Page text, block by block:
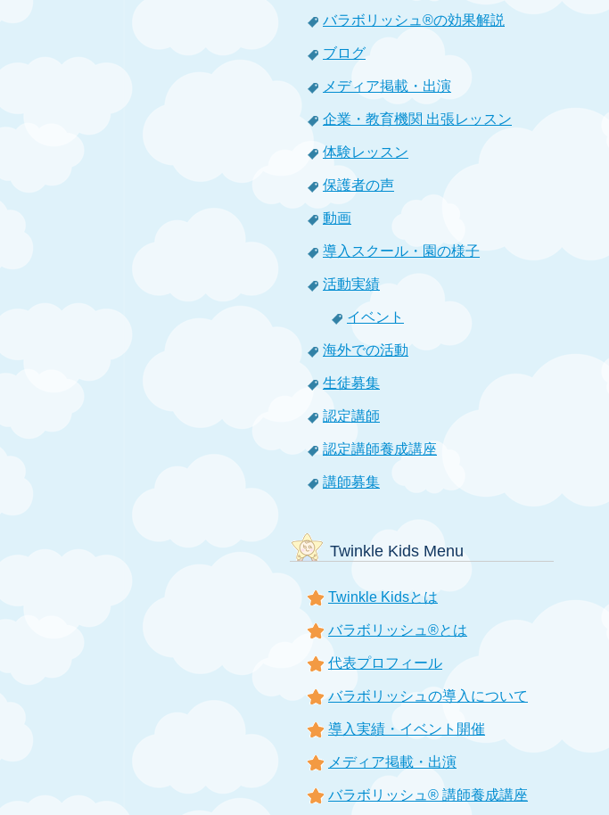
バラボリッシュ®の効果解説
ブログ
メディア掲載・出演
企業・教育機関 出張レッスン
体験レッスン
保護者の声
動画
導入スクール・園の様子
活動実績
イベント
海外での活動
生徒募集
認定講師
認定講師養成講座
講師募集
Twinkle Kids Menu
Twinkle Kidsとは
バラボリッシュ®とは
代表プロフィール
バラボリッシュの導入について
導入実績・イベント開催
メディア掲載・出演
バラボリッシュ® 講師養成講座